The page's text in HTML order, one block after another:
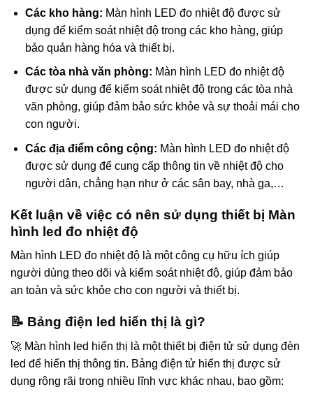
Các kho hàng: Màn hình LED đo nhiệt độ được sử
dụng để kiểm soát nhiệt độ trong các kho hàng, giúp
bảo quản hàng hóa và thiết bị.
Các tòa nhà văn phòng: Màn hình LED đo nhiệt độ
được sử dụng để kiểm soát nhiệt độ trong các tòa nhà
văn phòng, giúp đảm bảo sức khỏe và sự thoải mái cho
con người.
Các địa điểm công cộng: Màn hình LED đo nhiệt độ
được sử dụng để cung cấp thông tin về nhiệt độ cho
người dân, chẳng hạn như ở các sân bay, nhà ga,…
Kết luận về việc có nên sử dụng thiết bị Màn
hình led đo nhiệt độ
Màn hình LED đo nhiệt độ là một công cụ hữu ích giúp
người dùng theo dõi và kiểm soát nhiệt độ, giúp đảm bảo
an toàn và sức khỏe cho con người và thiết bị.
📝 Bảng điện led hiển thị là gì?
🚀 Màn hình led hiển thị là một thiết bị điện tử sử dụng đèn
led để hiển thị thông tin. Bảng điện tử hiển thị được sử
dụng rộng rãi trong nhiều lĩnh vực khác nhau, bao gồm: